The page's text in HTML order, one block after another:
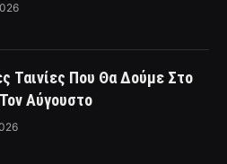
Ταινίες Που Θα Δούμε Στο
Αύγουστο